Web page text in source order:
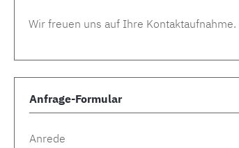
Wir freuen uns auf Ihre Kontaktaufnahme.
Anfrage-Formular
Anrede